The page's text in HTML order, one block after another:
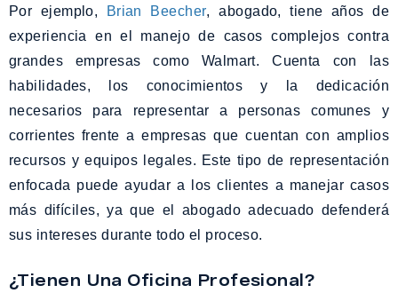
Por ejemplo, Brian Beecher, abogado, tiene años de
experiencia en el manejo de casos complejos contra
grandes empresas como Walmart. Cuenta con las
habilidades, los conocimientos y la dedicación
necesarios para representar a personas comunes y
corrientes frente a empresas que cuentan con amplios
recursos y equipos legales. Este tipo de representación
enfocada puede ayudar a los clientes a manejar casos
más difíciles, ya que el abogado adecuado defenderá
sus intereses durante todo el proceso.
¿Tienen Una Oficina Profesional?